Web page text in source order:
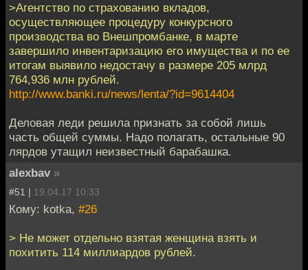
>Агентство по страхованию вкладов,
осуществляющее процедуру конкурсного
производства во Внешпромбанке, в марте
завершило инвентаризацию его имущества и по ее
итогам выявило недостачу в размере 205 млрд
764,936 млн рублей.
http://www.banki.ru/news/lenta/?id=9614404
Деловая леди решила признать за собой лишь
часть общей суммы. Надо полагать, остальные 90
лярдов утащил неизвестный барабашка.
alexbav »
#51 | 19.04.17 10:33
Кому: kotka, #26
> Не может отдельно взятая женщина взять и
похитить 114 миллиардов рублей.